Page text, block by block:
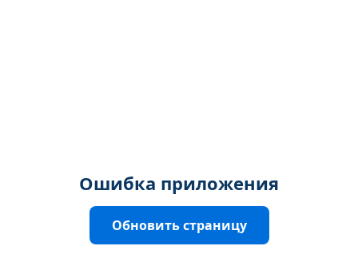
Ошибка приложения
Обновить страницу